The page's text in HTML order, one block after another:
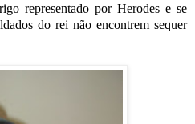
representado por Herodes e se
do rei não encontrem sequer